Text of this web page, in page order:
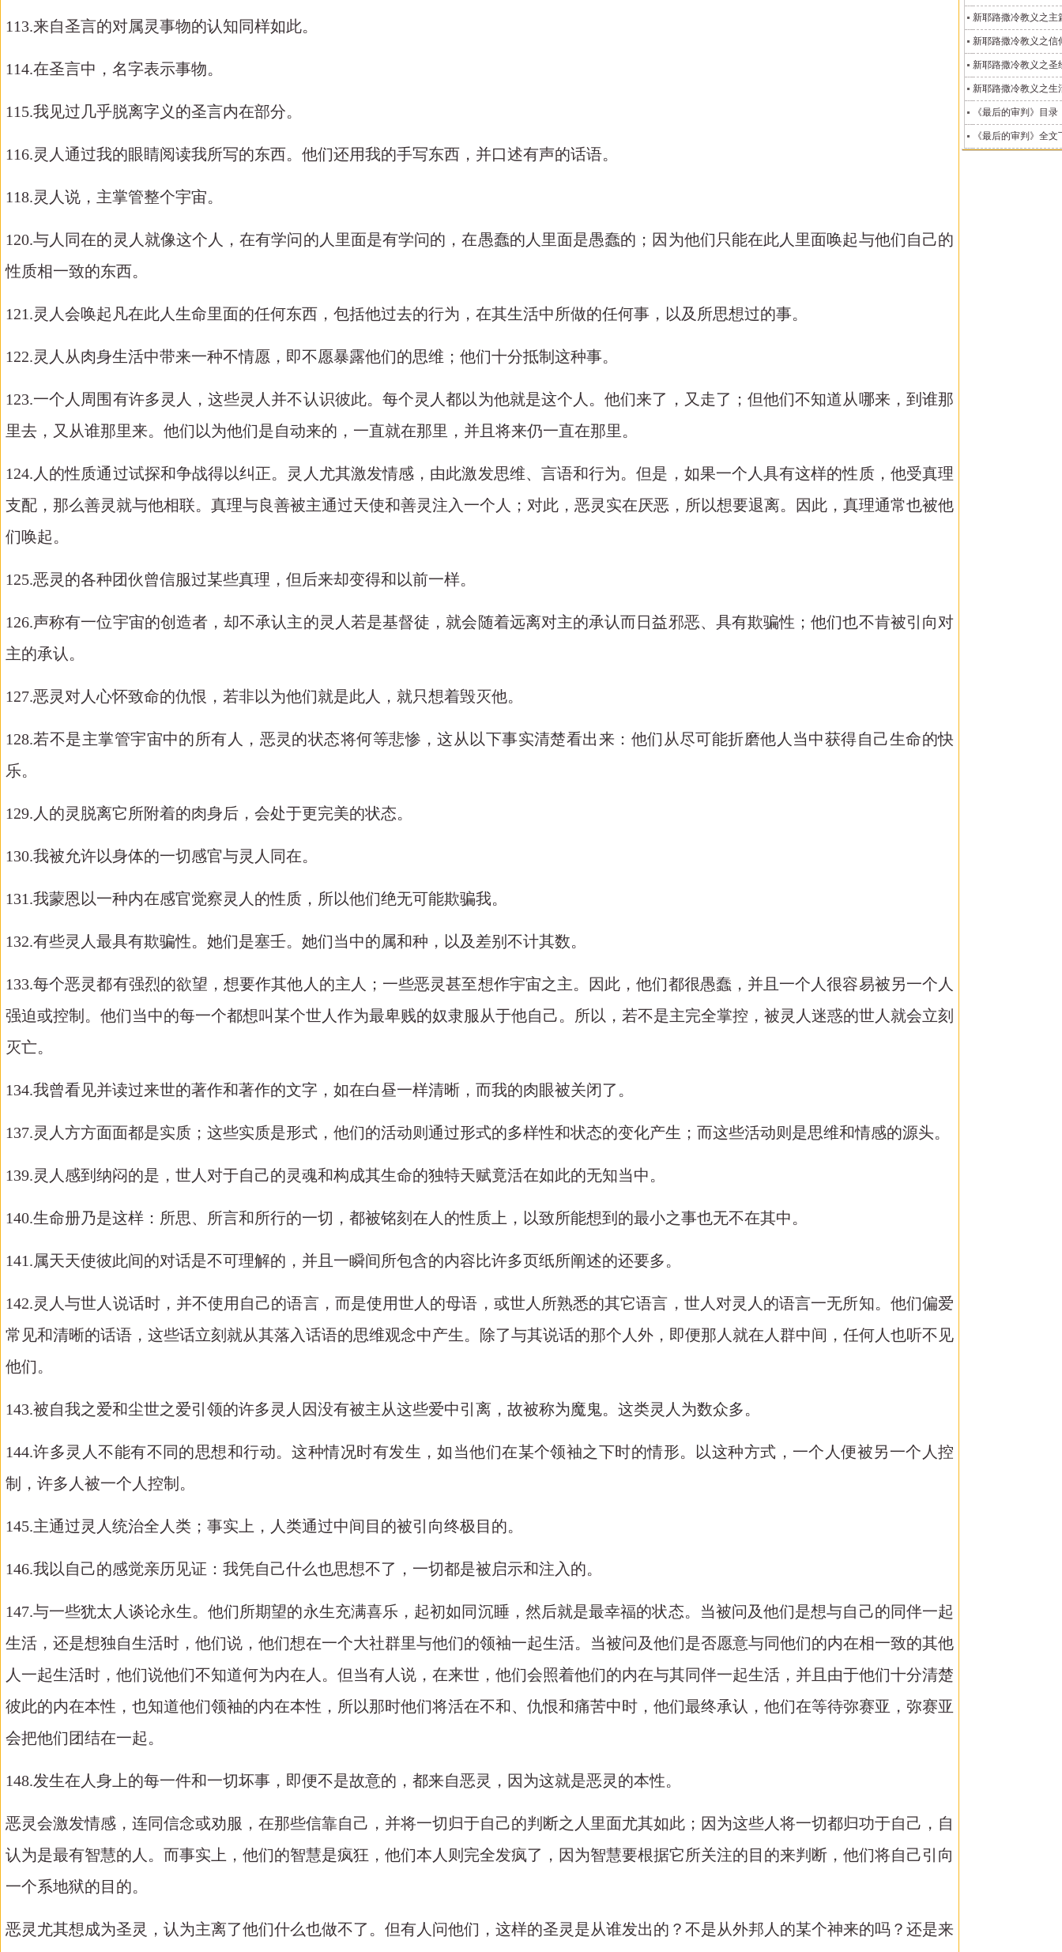
113.来自圣言的对属灵事物的认知同样如此。
114.在圣言中，名字表示事物。
115.我见过几乎脱离字义的圣言内在部分。
116.灵人通过我的眼睛阅读我所写的东西。他们还用我的手写东西，并口述有声的话语。
118.灵人说，主掌管整个宇宙。
120.与人同在的灵人就像这个人，在有学问的人里面是有学问的，在愚蠢的人里面是愚蠢的；因为他们只能在此人里面唤起与他们自己的
性质相一致的东西。
121.灵人会唤起凡在此人生命里面的任何东西，包括他过去的行为，在其生活中所做的任何事，以及所思想过的事。
122.灵人从肉身生活中带来一种不情愿，即不愿暴露他们的思维；他们十分抵制这种事。
123.一个人周围有许多灵人，这些灵人并不认识彼此。每个灵人都以为他就是这个人。他们来了，又走了；但他们不知道从哪来，到谁那
里去，又从谁那里来。他们以为他们是自动来的，一直就在那里，并且将来仍一直在那里。
124.人的性质通过试探和争战得以纠正。灵人尤其激发情感，由此激发思维、言语和行为。但是，如果一个人具有这样的性质，他受真理
支配，那么善灵就与他相联。真理与良善被主通过天使和善灵注入一个人；对此，恶灵实在厌恶，所以想要退离。因此，真理通常也被他
们唤起。
125.恶灵的各种团伙曾信服过某些真理，但后来却变得和以前一样。
126.声称有一位宇宙的创造者，却不承认主的灵人若是基督徒，就会随着远离对主的承认而日益邪恶、具有欺骗性；他们也不肯被引向对
主的承认。
127.恶灵对人心怀致命的仇恨，若非以为他们就是此人，就只想着毁灭他。
128.若不是主掌管宇宙中的所有人，恶灵的状态将何等悲惨，这从以下事实清楚看出来：他们从尽可能折磨他人当中获得自己生命的快
乐。
129.人的灵脱离它所附着的肉身后，会处于更完美的状态。
130.我被允许以身体的一切感官与灵人同在。
131.我蒙恩以一种内在感官觉察灵人的性质，所以他们绝无可能欺骗我。
132.有些灵人最具有欺骗性。她们是塞壬。她们当中的属和种，以及差别不计其数。
133.每个恶灵都有强烈的欲望，想要作其他人的主人；一些恶灵甚至想作宇宙之主。因此，他们都很愚蠢，并且一个人很容易被另一个人
强迫或控制。他们当中的每一个都想叫某个世人作为最卑贱的奴隶服从于他自己。所以，若不是主完全掌控，被灵人迷惑的世人就会立刻
灭亡。
134.我曾看见并读过来世的著作和著作的文字，如在白昼一样清晰，而我的肉眼被关闭了。
137.灵人方方面面都是实质；这些实质是形式，他们的活动则通过形式的多样性和状态的变化产生；而这些活动则是思维和情感的源头。
139.灵人感到纳闷的是，世人对于自己的灵魂和构成其生命的独特天赋竟活在如此的无知当中。
140.生命册乃是这样：所思、所言和所行的一切，都被铭刻在人的性质上，以致所能想到的最小之事也无不在其中。
141.属天天使彼此间的对话是不可理解的，并且一瞬间所包含的内容比许多页纸所阐述的还要多。
142.灵人与世人说话时，并不使用自己的语言，而是使用世人的母语，或世人所熟悉的其它语言，世人对灵人的语言一无所知。他们偏爱
常见和清晰的话语，这些话立刻就从其落入话语的思维观念中产生。除了与其说话的那个人外，即便那人就在人群中间，任何人也听不见
他们。
143.被自我之爱和尘世之爱引领的许多灵人因没有被主从这些爱中引离，故被称为魔鬼。这类灵人为数众多。
144.许多灵人不能有不同的思想和行动。这种情况时有发生，如当他们在某个领袖之下时的情形。以这种方式，一个人便被另一个人控
制，许多人被一个人控制。
145.主通过灵人统治全人类；事实上，人类通过中间目的被引向终极目的。
146.我以自己的感觉亲历见证：我凭自己什么也思想不了，一切都是被启示和注入的。
147.与一些犹太人谈论永生。他们所期望的永生充满喜乐，起初如同沉睡，然后就是最幸福的状态。当被问及他们是想与自己的同伴一起
生活，还是想独自生活时，他们说，他们想在一个大社群里与他们的领袖一起生活。当被问及他们是否愿意与同他们的内在相一致的其他
人一起生活时，他们说他们不知道何为内在人。但当有人说，在来世，他们会照着他们的内在与其同伴一起生活，并且由于他们十分清楚
彼此的内在本性，也知道他们领袖的内在本性，所以那时他们将活在不和、仇恨和痛苦中时，他们最终承认，他们在等待弥赛亚，弥赛亚
会把他们团结在一起。
148.发生在人身上的每一件和一切坏事，即便不是故意的，都来自恶灵，因为这就是恶灵的本性。
恶灵会激发情感，连同信念或劝服，在那些信靠自己，并将一切归于自己的判断之人里面尤其如此；因为这些人将一切都归功于自己，自
认为是最有智慧的人。而事实上，他们的智慧是疯狂，他们本人则完全发疯了，因为智慧要根据它所关注的目的来判断，他们将自己引向
一个系地狱的目的。
恶灵尤其想成为圣灵，认为主离了他们什么也做不了。但有人问他们，这样的圣灵是从谁发出的？不是从外邦人的某个神来的吗？还是来
新耶路撒冷教义之主
新耶路撒冷教义之信
新耶路撒冷教义之圣
新耶路撒冷教义之生
《最后的审判》目录
《最后的审判》全文